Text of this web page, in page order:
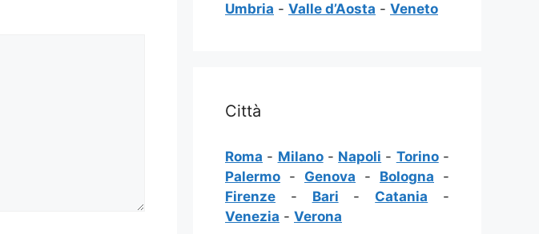
Umbria - Valle d’Aosta - Veneto
Città
Roma - Milano- Napoli - Torino-
Palermo - Genova - Bologna -
Firenze - Bari - Catania -
Venezia - Verona